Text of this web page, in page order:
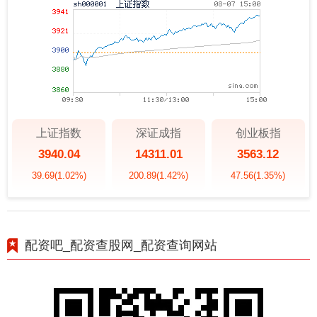
上证指数
3940.04
39.69(1.02%)
深证成指
14311.01
200.89(1.42%)
创业板指
3563.12
47.56(1.35%)
配资吧_配资查股网_配资查询网站